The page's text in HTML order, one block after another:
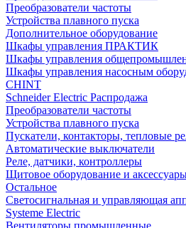
Преобразователи частоты
Устройства плавного пуска
Дополнительное оборудование
Шкафы управления ПРАКТИК
Шкафы управления
Шкафы управления насосным
CHINT
Schneider Electric Распродажа
Преобразователи частоты
Устройства плавного пуска
Пускатели, контакторы, тепловые
Автоматические выключатели
Реле, датчики, контроллеры
Щитовое оборудование и
Остальное
Светосигнальная и управляющая
Systeme Electric
Вентиляторы промышленные